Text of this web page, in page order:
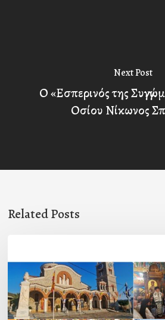
Next Post
Ο «Εσπερινός της
Οσίου Νίκωνος
Related Posts
εορτή
της
Μεταμορφώσεως